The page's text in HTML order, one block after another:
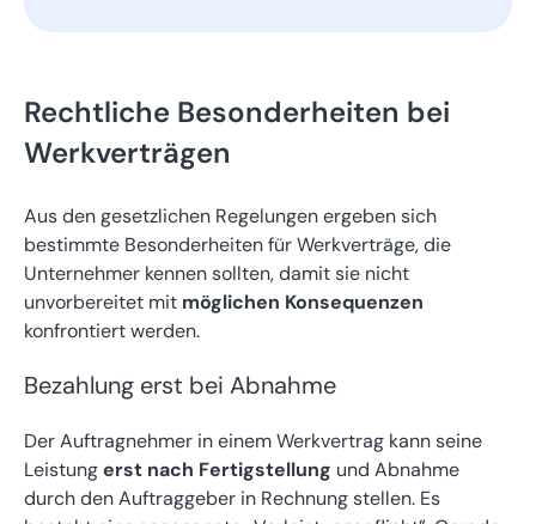
Rechtliche Besonderheiten bei
Werkverträgen
Aus den gesetzlichen Regelungen ergeben sich
bestimmte Besonderheiten für Werkverträge, die
Unternehmer kennen sollten, damit sie nicht
unvorbereitet mit möglichen Konsequenzen
konfrontiert werden.
Bezahlung erst bei Abnahme
Der Auftragnehmer in einem Werkvertrag kann seine
Leistungerst nach Fertigstellung und Abnahme
durch den Auftraggeber in Rechnung stellen. Es